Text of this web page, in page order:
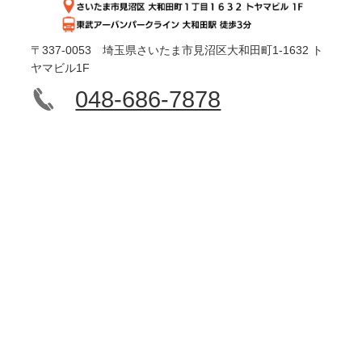
〒337-0053 埼玉県さいたま市見沼区大和田町1-1632 ト
ヤマビル1F
048-686-7878